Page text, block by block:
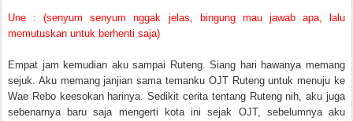
Une : (senyum senyum nggak jelas, bingung mau jawab apa, lalu
memutuskan untuk berhenti saja)
Empat jam kemudian aku sampai Ruteng. Siang hari hawanya memang
sejuk. Aku memang janjian sama temanku OJT Ruteng untuk menuju ke
Wae Rebo keesokan harinya. Sedikit cerita tentang Ruteng nih, aku juga
sebenarnya baru saja mengerti kota ini sejak OJT, sebelumnya aku